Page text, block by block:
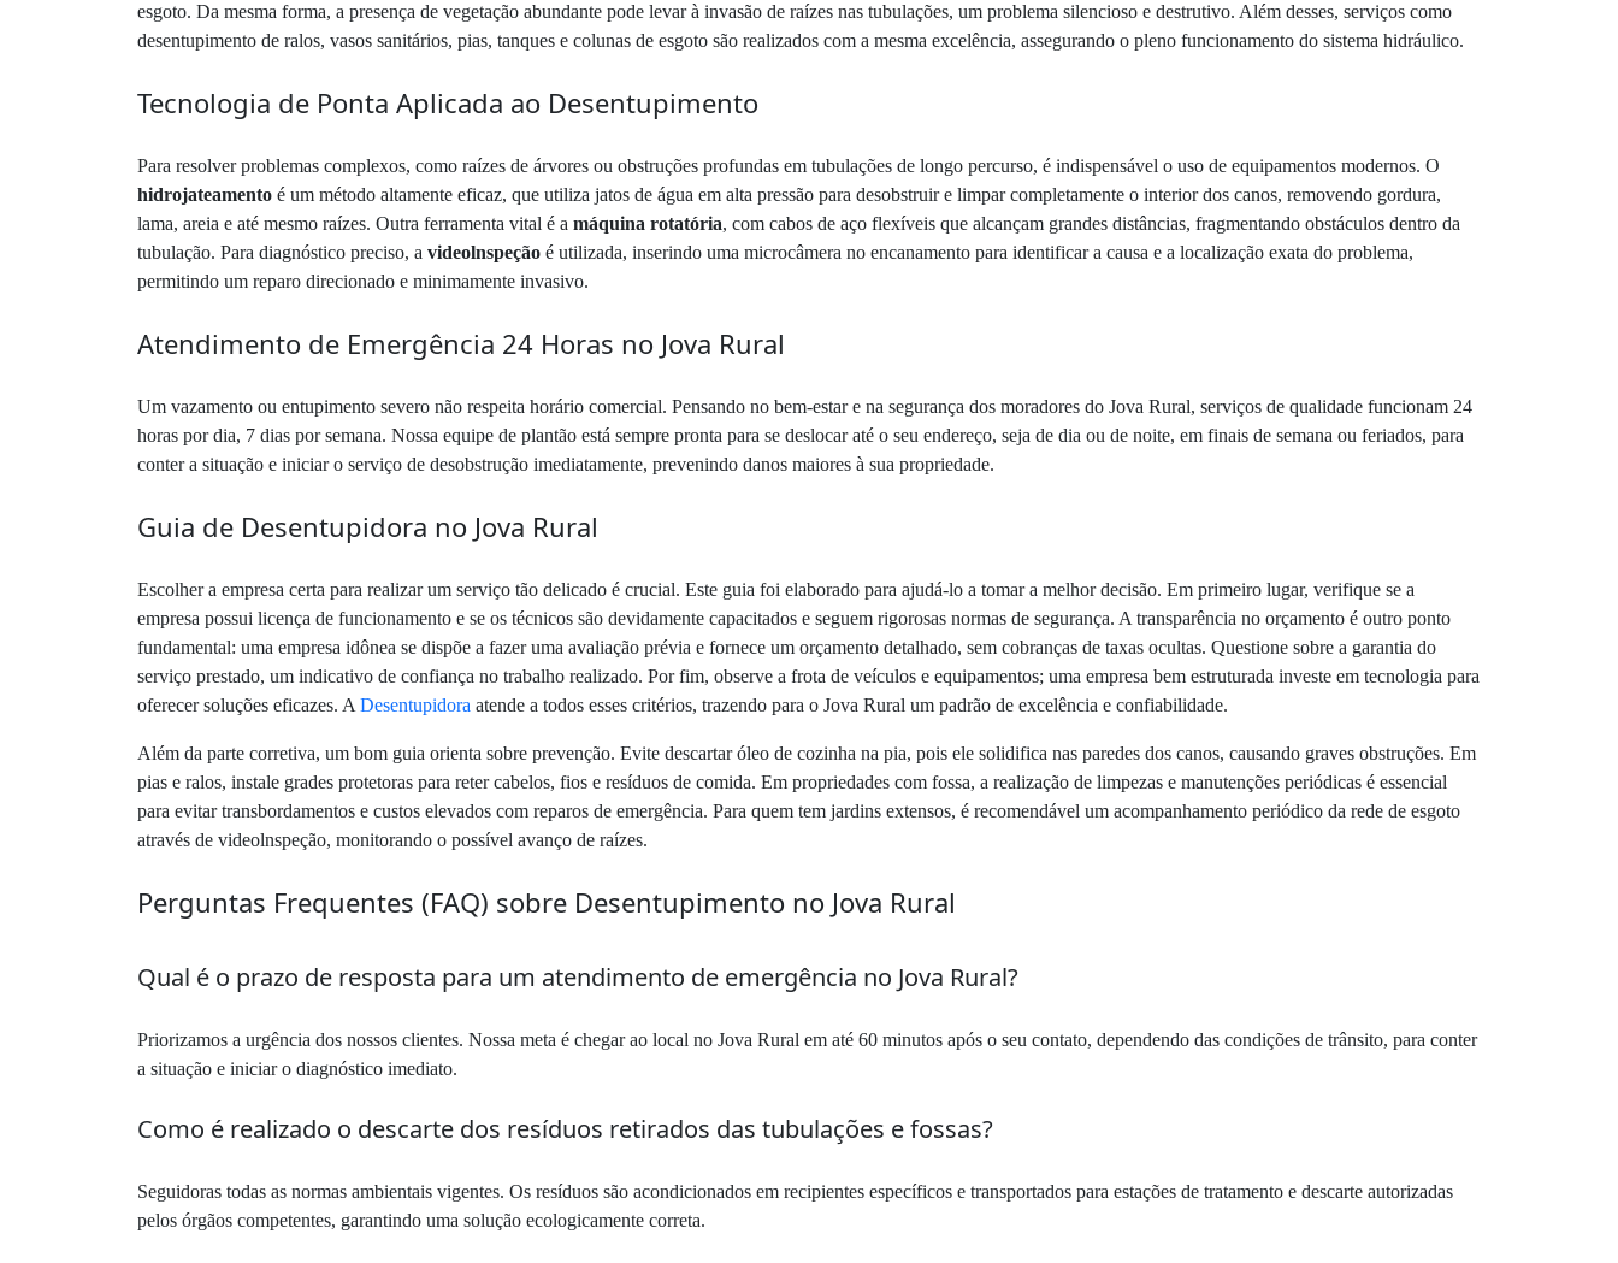
esgoto. Da mesma forma, a presença de vegetação abundante pode levar à invasão de raízes nas tubulações, um problema silencioso e destrutivo. Além desses, serviços como
desentupimento de ralos, vasos sanitários, pias, tanques e colunas de esgoto são realizados com a mesma excelência, assegurando o pleno funcionamento do sistema hidráulico.
Tecnologia de Ponta Aplicada ao Desentupimento
Para resolver problemas complexos, como raízes de árvores ou obstruções profundas em tubulações de longo percurso, é indispensável o uso de equipamentos modernos. O
hidrojateamento é um método altamente eficaz, que utiliza jatos de água em alta pressão para desobstruir e limpar completamente o interior dos canos, removendo gordura,
lama, areia e até mesmo raízes. Outra ferramenta vital é a máquina rotatória, com cabos de aço flexíveis que alcançam grandes distâncias, fragmentando obstáculos dentro da
tubulação. Para diagnóstico preciso, a videolnspeção é utilizada, inserindo uma microcâmera no encanamento para identificar a causa e a localização exata do problema,
permitindo um reparo direcionado e minimamente invasivo.
Atendimento de Emergência 24 Horas no Jova Rural
Um vazamento ou entupimento severo não respeita horário comercial. Pensando no bem-estar e na segurança dos moradores do Jova Rural, serviços de qualidade funcionam 24
horas por dia, 7 dias por semana. Nossa equipe de plantão está sempre pronta para se deslocar até o seu endereço, seja de dia ou de noite, em finais de semana ou feriados, para
conter a situação e iniciar o serviço de desobstrução imediatamente, prevenindo danos maiores à sua propriedade.
Guia de Desentupidora no Jova Rural
Escolher a empresa certa para realizar um serviço tão delicado é crucial. Este guia foi elaborado para ajudá-lo a tomar a melhor decisão. Em primeiro lugar, verifique se a
empresa possui licença de funcionamento e se os técnicos são devidamente capacitados e seguem rigorosas normas de segurança. A transparência no orçamento é outro ponto
fundamental: uma empresa idônea se dispõe a fazer uma avaliação prévia e fornece um orçamento detalhado, sem cobranças de taxas ocultas. Questione sobre a garantia do
serviço prestado, um indicativo de confiança no trabalho realizado. Por fim, observe a frota de veículos e equipamentos; uma empresa bem estruturada investe em tecnologia para
oferecer soluções eficazes. A Desentupidora atende a todos esses critérios, trazendo para o Jova Rural um padrão de excelência e confiabilidade.
Além da parte corretiva, um bom guia orienta sobre prevenção. Evite descartar óleo de cozinha na pia, pois ele solidifica nas paredes dos canos, causando graves obstruções. Em
pias e ralos, instale grades protetoras para reter cabelos, fios e resíduos de comida. Em propriedades com fossa, a realização de limpezas e manutenções periódicas é essencial
para evitar transbordamentos e custos elevados com reparos de emergência. Para quem tem jardins extensos, é recomendável um acompanhamento periódico da rede de esgoto
através de videolnspeção, monitorando o possível avanço de raízes.
Perguntas Frequentes (FAQ) sobre Desentupimento no Jova Rural
Qual é o prazo de resposta para um atendimento de emergência no Jova Rural?
Priorizamos a urgência dos nossos clientes. Nossa meta é chegar ao local no Jova Rural em até 60 minutos após o seu contato, dependendo das condições de trânsito, para conter
a situação e iniciar o diagnóstico imediato.
Como é realizado o descarte dos resíduos retirados das tubulações e fossas?
Seguidoras todas as normas ambientais vigentes. Os resíduos são acondicionados em recipientes específicos e transportados para estações de tratamento e descarte autorizadas
pelos órgãos competentes, garantindo uma solução ecologicamente correta.